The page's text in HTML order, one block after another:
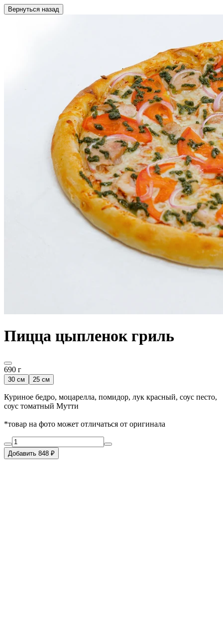
Вернуться назад
Пицца цыпленок гриль
690 г
30 см 25 см
Куриное бедро, моцарелла, помидор, лук красный, соус песто,
соус томатный Мутти
*товар на фото может отличаться от оригинала
Добавить 848 ₽